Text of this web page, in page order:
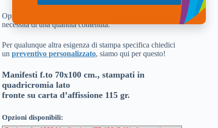
Opzione B: il
necessità di una quantità contenuta.
Per qualunque altra esigenza di stampa specifica chiedici
un preventivo personalizzato, siamo qui per questo!
Manifesti f.to 70x100 cm., stampati in
quadricromia lato
fronte su carta d’affissione 115 gr.
Opzioni disponibili: